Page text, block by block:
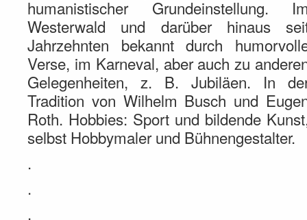
humanistischer Grundeinstellung.
Westerwald und darüber hinaus
Jahrzehnten bekannt durch
Verse, im Karneval, aber auch zu
Gelegenheiten, z. B. Jubiläen. In
Tradition von Wilhelm Busch und
Roth. Hobbies: Sport und bildende
selbst Hobbymaler und Bühnengestalter.
.
.
.